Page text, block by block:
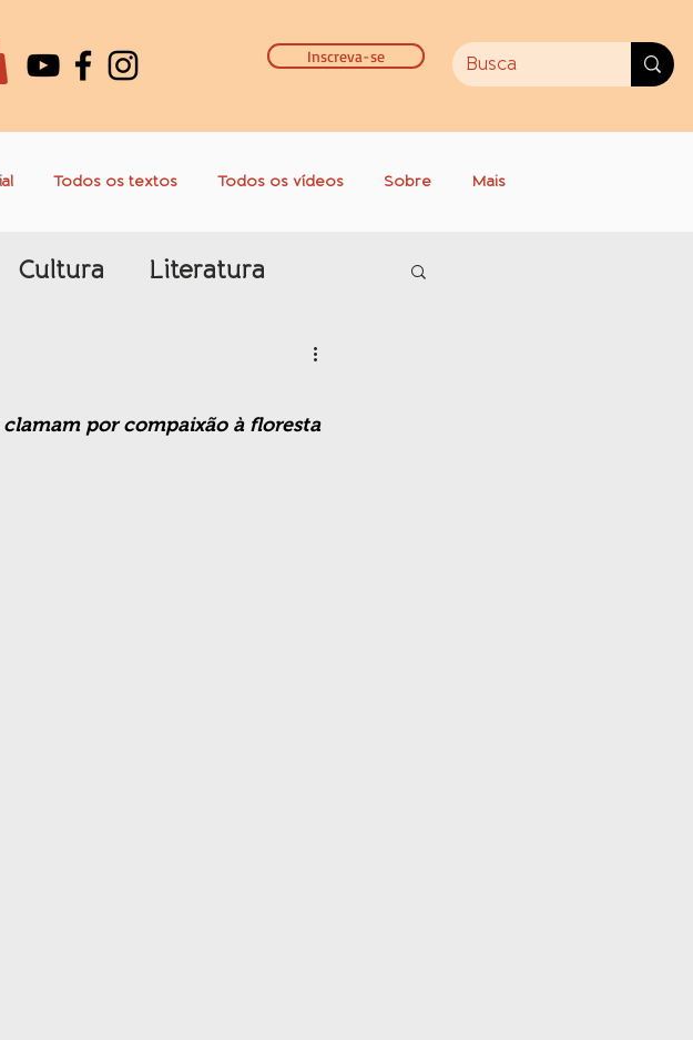
Inscreva-se
Cultura Literatura
por compaixão à floresta
Todos os textos Todos os vídeos Sobre Mais